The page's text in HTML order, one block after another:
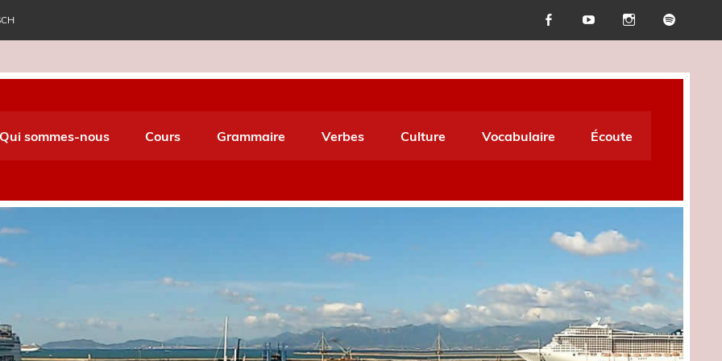
World Italiano
Qui sommes-nous Cours Grammaire Verbes Culture Vocabulaire Écoute